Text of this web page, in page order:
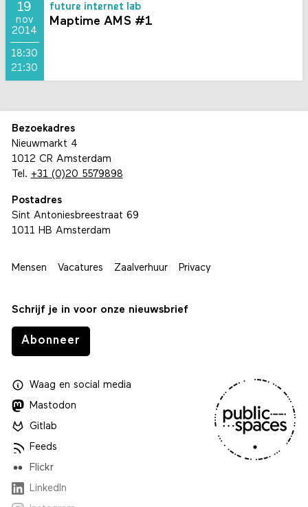
19
nov
2014
18:30
21:30
future internet lab
Maptime AMS #1
Bezoekadres
Nieuwmarkt 4
1012 CR Amsterdam
Tel. +31 (0)20 5579898
Postadres
Sint Antoniesbreestraat 69
1011 HB Amsterdam
Mensen Vacatures Zaalverhuur Privacy
Schrijf je in voor onze nieuwsbrief
Abonneer
Waagen social media
Mastodon
Gitlab
Feeds
Flickr
LinkedIn